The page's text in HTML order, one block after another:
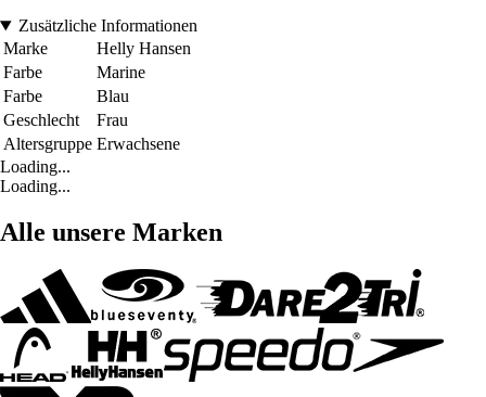
Zusätzliche Informationen
Marke
Helly Hansen
Farbe
Marine
Farbe
Blau
Geschlecht
Frau
Altersgruppe Erwachsene
Loading...
Loading...
Alle unsere Marken